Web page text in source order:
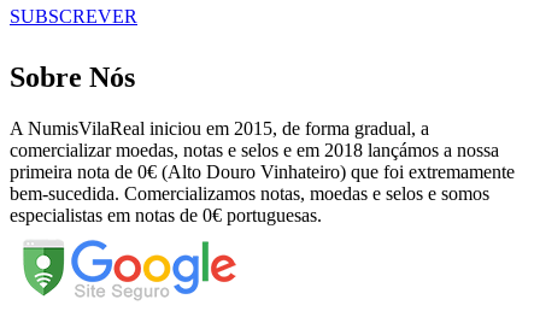
SUBSCREVER
Sobre Nós
A NumisVilaReal iniciou em 2015, de forma gradual, a
comercializar moedas, notas e selos e em 2018 lançámos a nossa
primeira nota de 0€ (Alto Douro Vinhateiro) que foi extremamente
bem-sucedida. Comercializamos notas, moedas e selos e somos
especialistas em notas de 0€ portuguesas.